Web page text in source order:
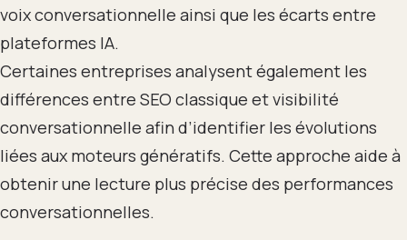
voix conversationnelle ainsi que les écarts entre
plateformes IA.
Certaines entreprises analysent également les
différences entre SEO classique et visibilité
conversationnelle afin d’identifier les évolutions
liées aux moteurs génératifs. Cette approche aide à
obtenir une lecture plus précise des performances
conversationnelles.